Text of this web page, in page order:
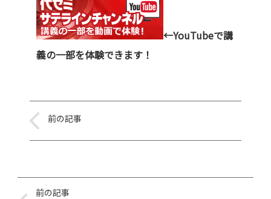
←YouTubeで講
義の一部を体験できます！
前の記事
前の記事